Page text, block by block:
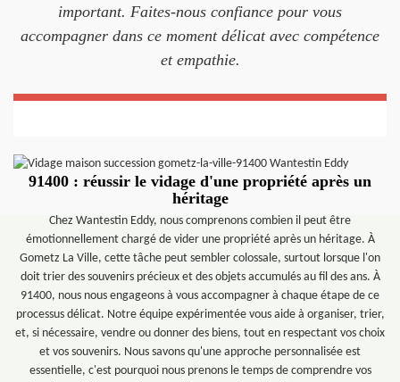
important. Faites-nous confiance pour vous
accompagner dans ce moment délicat avec compétence
et empathie.
91400 : réussir le vidage d'une propriété après un
héritage
Chez Wantestin Eddy, nous comprenons combien il peut être
émotionnellement chargé de vider une propriété après un héritage. À
Gometz La Ville, cette tâche peut sembler colossale, surtout lorsque l'on
doit trier des souvenirs précieux et des objets accumulés au fil des ans. À
91400, nous nous engageons à vous accompagner à chaque étape de ce
processus délicat. Notre équipe expérimentée vous aide à organiser, trier,
et, si nécessaire, vendre ou donner des biens, tout en respectant vos choix
et vos souvenirs. Nous savons qu'une approche personnalisée est
essentielle, c'est pourquoi nous prenons le temps de comprendre vos